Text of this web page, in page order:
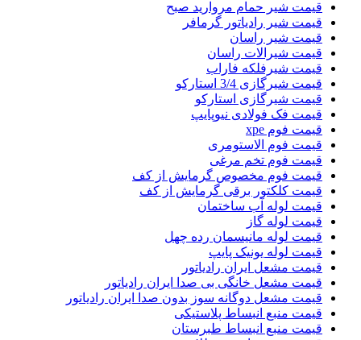
قیمت شیر حمام مروارید صبح
قیمت شیر رادیاتور گرمافر
قیمت شیر راسان
قیمت شیرالات راسان
قیمت شیرفلکه فاراب
قیمت شیرگازی 3/4 استارکو
قیمت شیرگازی استارکو
قیمت فک فولادی نیوپایپ
قیمت فوم xpe
قیمت فوم الاستومری
قیمت فوم تخم مرغی
قیمت فوم مخصوص گرمایش از کف
قیمت کلکتور برقی گرمایش از کف
قیمت لوله آب ساختمان
قیمت لوله گاز
قیمت لوله مانیسمان رده چهل
قیمت لوله یونیک پایپ
قیمت مشعل ایران رادیاتور
قیمت مشعل خانگی بی صدا ایران رادیاتور
قیمت مشعل دوگانه سوز بدون صدا ایران رادیاتور
قیمت منبع انبساط پلاستیکی
قیمت منبع انبساط طبرستان